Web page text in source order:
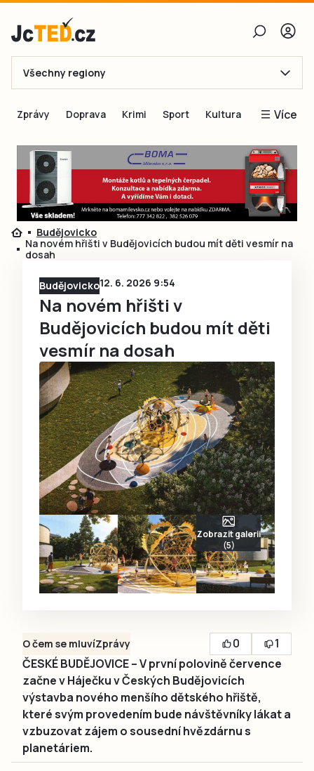
E-mail
Obnovit heslo
Přihlásit se
Přihlásit se přes Facebook
Všechny regiony
Zprávy Doprava Krimi Sport Kultura Více
Blogy
Inspirace
Čtenáři píší
Speciální přílohy
Budějovicko
Na novém hřišti v Budějovicích budou mít děti vesmír na
dosah
Budějovicko12. 6. 2026 9:54
Na novém hřišti v
Budějovicích budou mít děti
vesmír na dosah
Zobrazit galerii
(5)
O čem se mluvíZprávy 0
1
ČESKÉ BUDĚJOVICE – V první polovině července
začne v Háječku v Českých Budějovicích
výstavba nového menšího dětského hřiště,
které svým provedením bude návštěvníky lákat a
vzbuzovat zájem o sousední hvězdárnu s
planetáriem.